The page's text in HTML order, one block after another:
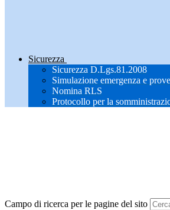
Sicurezza
Sicurezza D.Lgs.81.2008
Simulazione emergenza e
Nomina RLS
Protocollo per la
Campo di ricerca per le pagine del sito